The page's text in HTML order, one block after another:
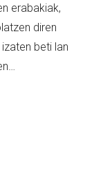
erabakiak,
diren
beti lan